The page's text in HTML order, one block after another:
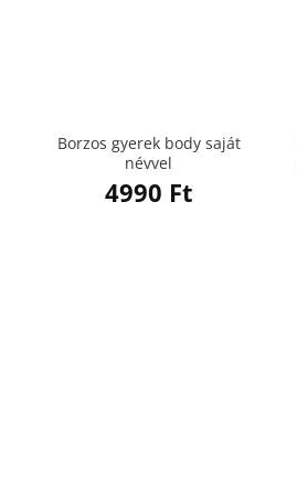
Borzos gyerek body saját
névvel
4990 Ft